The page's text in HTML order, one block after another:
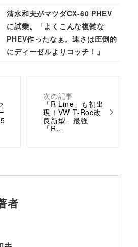
次の記事
「R Line」も初出
現！VW T-Roc改
良新型、最強
「R…
清水和夫がマツダCX-60 PHEV
に試乗。「よくこんな複雑な
PHEV作ったなぁ。速さは圧倒的
にディーゼルよりコッチ！」
者